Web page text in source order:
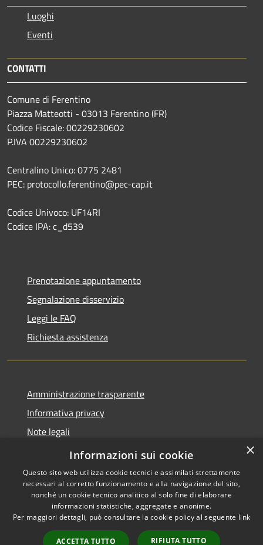
Luoghi
Eventi
CONTATTI
Comune di Ferentino
Piazza Matteotti - 03013 Ferentino (FR)
Codice Fiscale: 00229230602
P.IVA 00229230602
Centralino Unico: 0775 2481
PEC: protocollo.ferentino@pec-cap.it
Codice Univoco: UF14RI
Codice IPA: c_d539
Prenotazione appuntamento
Segnalazione disservizio
Leggi le FAQ
Richiesta assistenza
Amministrazione trasparente
Informativa privacy
Note legali
Dichiarazione di accessibilità
Accessibilità
Copyright © 2026 • Comune di
Ferentino • Powered by
Municipium• Accesso
×
Informazioni sui cookie
Questo sito web utilizza cookie tecnici e assimilati strettamente
necessari al corretto funzionamento e alla navigazione del sito,
nonché un cookie tecnico analitico al solo fine di elaborare
informazioni statistiche, aggregate e anonime.
Per maggiori dettagli, può consultare la cookie policy al seguente link
ACCETTA TUTTO RIFIUTA TUTTO